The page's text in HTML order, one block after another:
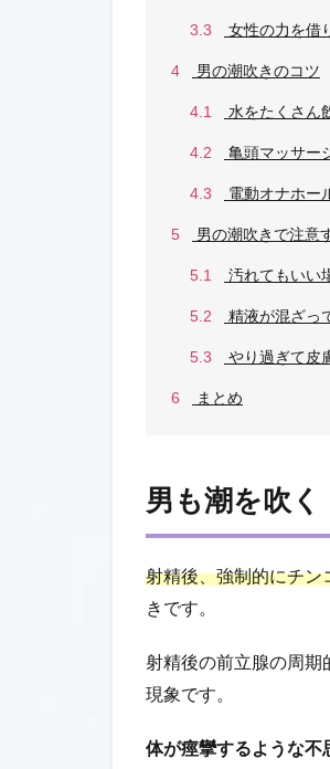
3.3 女性の力を借
4 男の潮吹きのコツ
4.1 水をたくさん
4.2 亀頭マッサー
4.3 電動オナホー
5 男の潮吹きで注意
5.1 汚れてもいい
5.2 精液が混ざっ
5.3 やり過ぎて皮
6 まとめ
男も潮を吹く
射精後、強制的にチン
きです。
射精後の前立腺の周期
現象です。
体が痙攣するような不